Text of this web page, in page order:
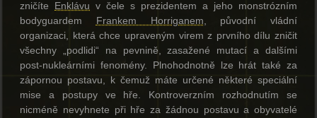
zničíte Enklávu v čele s prezidentem a jeho monstrózním
bodyguardem Frankem Horriganem, původní vládní
organizaci, která chce upraveným virem z prvního dílu zničit
všechny „podlidi“ na pevnině, zasažené mutací a dalšími
post-nukleárními fenomény. Plnohodnotně lze hrát také za
zápornou postavu, k čemuž máte určené některé speciální
mise a postupy ve hře. Kontroverzním rozhodnutím se
nicméně nevyhnete při hře za žádnou postavu a obyvatelé